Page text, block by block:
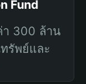
Fund
า 300 ล้าน
รัพย์และ